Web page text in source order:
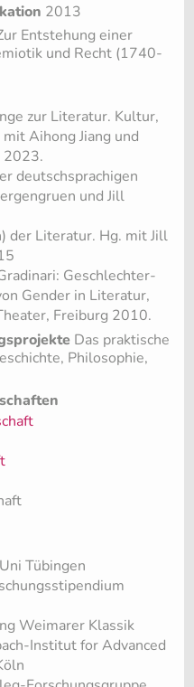
2013
Entstehung einer
und Recht (1740-
zur Literatur. Kultur,
Aihong Jiang und
2023.
deutschsprachigen
und Jill
der Literatur. Hg. mit Jill
Geschlechter-
Gender in Literatur,
Freiburg 2010.
Das praktische
Philosophie,
Tübingen
Weimarer Klassik
Institut for Advanced